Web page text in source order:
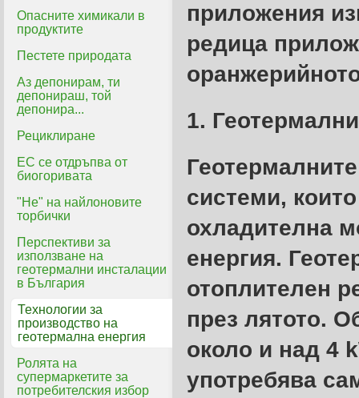
Опасните химикали в
продуктите
Пестете природата
Аз депонирам, ти
депонираш, той
депонира...
Рециклиране
ЕС се отдръпва от
биогоривата
"Не" на найлоновите
торбички
Перспективи за
използване на
геотермални инсталации
в България
Технологии за
производство на
геотермална енергия
Ролята на
супермаркетите за
потребителския избор
приложения
редица
1.
системи,
охладителна
енергия.
отоплителен
през лятото.
около и над 4
употребява